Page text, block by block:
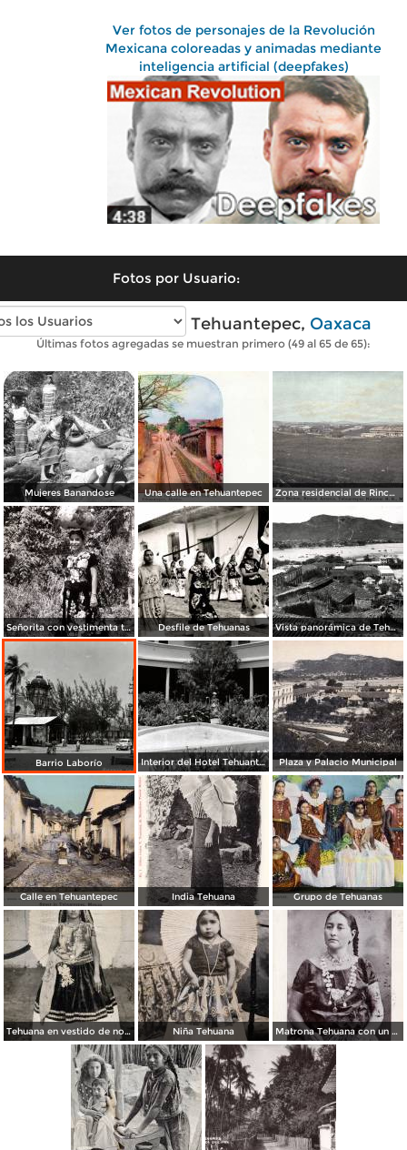
Ver fotos de personajes de la Revolución
Mexicana coloreadas y animadas mediante
inteligencia artificial (deepfakes)
Fotos por Usuario:
Fotos antiguas de Tehuantepec, Oaxaca
Últimas fotos agregadas se muestran primero (49 al 65 de 65):
Mujeres Banandose Una calle en Tehuantepec Zona residencial de Rincón Antonio
Señorita con vestimenta típica de Tehuantepec Desfile de Tehuanas Vista panorámica de Tehuantepec
Barrio Laborío Interior del Hotel Tehuantepec Plaza y Palacio Municipal
Calle en Tehuantepec India Tehuana Grupo de Tehuanas
Tehuana en vestido de novia Niña Tehuana Matrona Tehuana con un collar de 3,000 dólares